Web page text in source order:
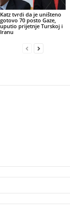
Katz tvrdi da je uništeno
gotovo 70 posto Gaze,
uputio prijetnje Turskoj i
Iranu